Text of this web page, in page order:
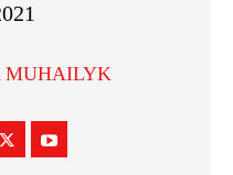
MUHAILYK